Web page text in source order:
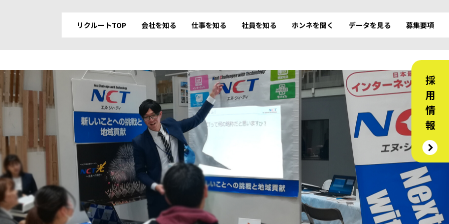
リクルートTOP 会社を知る 仕事を知る 社員を知る ホンネを聞く データを見る 募集要項
採 用 情 報